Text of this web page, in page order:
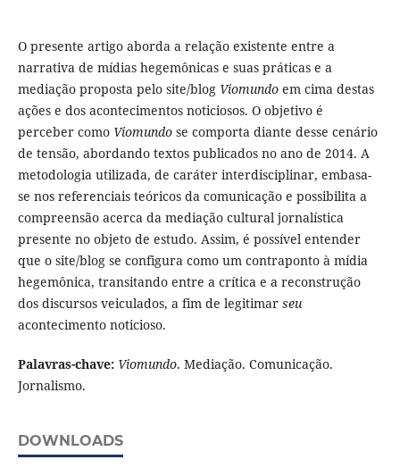
O presente artigo aborda a relação existente entre a
narrativa de mídias hegemônicas e suas práticas e a
mediação proposta pelo site/blog Viomundoem cima destas
ações e dos acontecimentos noticiosos. O objetivo é
perceber como Viomundose comporta diante desse cenário
de tensão, abordando textos publicados no ano de 2014. A
metodologia utilizada, de caráter interdisciplinar, embasa-
se nos referenciais teóricos da comunicação e possibilita a
compreensão acerca da mediação cultural jornalística
presente no objeto de estudo. Assim, é possível entender
que o site/blog se configura como um contraponto à mídia
hegemônica, transitando entre a crítica e a reconstrução
dos discursos veiculados, a fim de legitimar seu
acontecimento noticioso.
Palavras-chave: Viomundo. Mediação. Comunicação.
Jornalismo.
DOWNLOADS